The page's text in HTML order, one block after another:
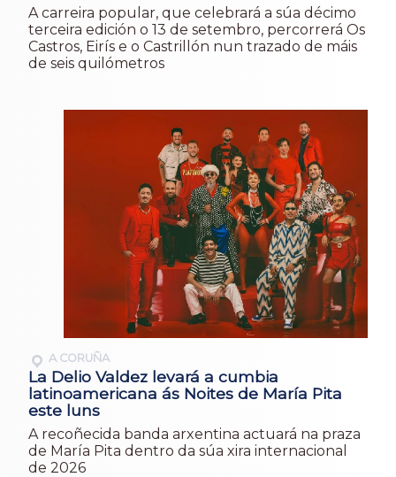
A carreira popular, que celebrará a súa décimo
terceira edición o 13 de setembro, percorrerá Os
Castros, Eirís e o Castrillón nun trazado de máis
de seis quilómetros
A CORUÑA
La Delio Valdez levará a cumbia
latinoamericana ás Noites de María Pita
este luns
A recoñecida banda arxentina actuará na praza
de María Pita dentro da súa xira internacional
de 2026